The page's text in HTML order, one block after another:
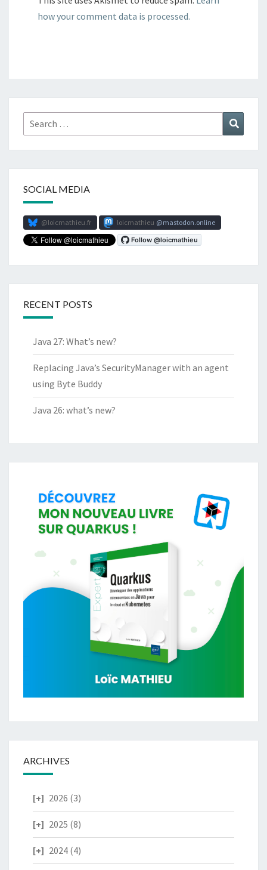
how your comment data is processed.
Search
for:
SOCIAL MEDIA
@loicmathieu.fr loicmathieu mastodon.online
RECENT POSTS
Java 27: What’s new?
Replacing Java’s SecurityManager with an agent
using Byte Buddy
Java 26: what’s new?
ARCHIVES
2026 (3)
2025 (8)
2024 (4)